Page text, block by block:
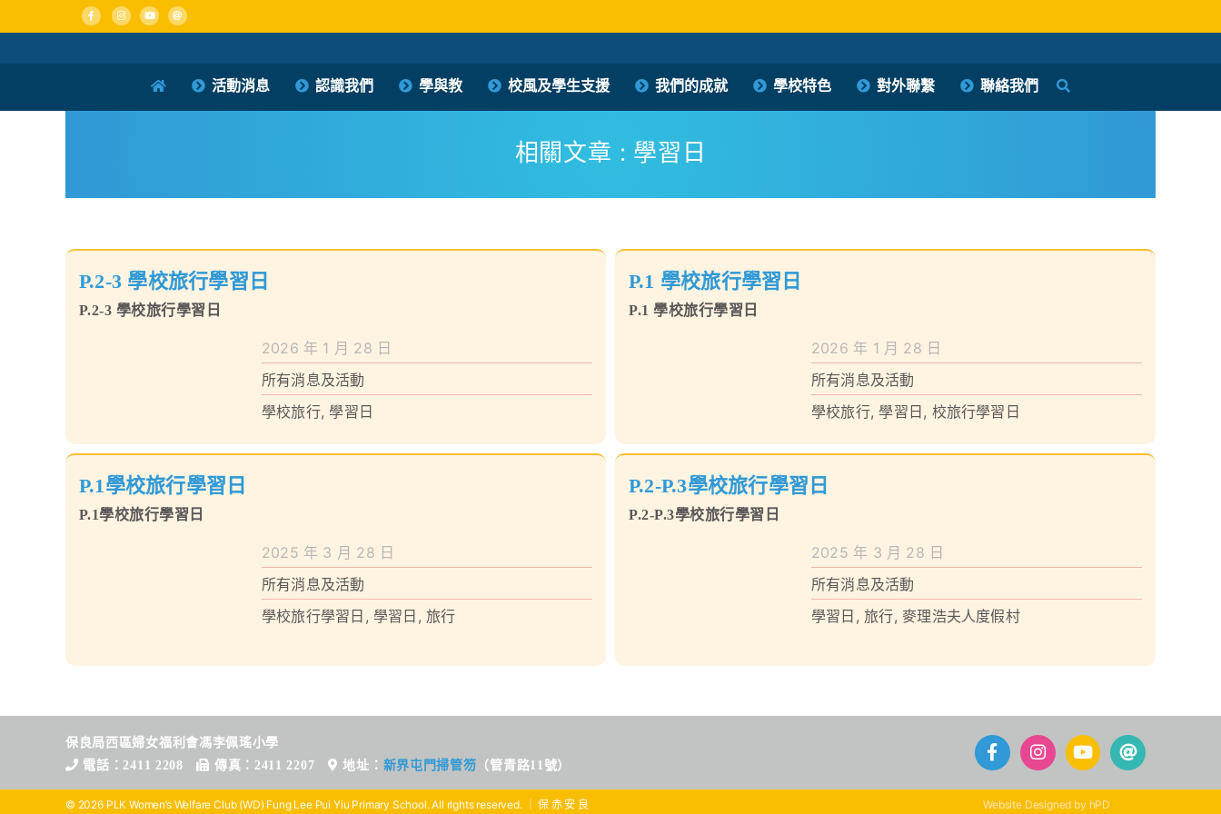
to
content
活動消息
認識我們 學與教 校風及學生支援 我們的成就 學校特色 對外聯繫 聯絡我們
保良局西區婦女福利會馮李佩瑤小學
相關文章 : 學習日
P.2-3 學校旅行學習日
P.2-3 學校旅行學習日
2026 年 1 月 28 日
所有消息及活動
學校旅行,學習日
P.1 學校旅行學習日
P.1 學校旅行學習日
2026 年 1 月 28 日
所有消息及活動
學校旅行,學習日 , 校旅行學習日
P.1學校旅行學習日
P.1學校旅行學習日
2025 年 3 月 28 日
所有消息及活動
學校旅行學習日 , 學習日 ,旅行
P.2-P.3學校旅行學習日
P.2-P.3學校旅行學習日
2025 年 3 月 28 日
所有消息及活動
學習日 ,旅行,麥理浩夫人度假村
保良局西區婦女福利會馮李佩瑤小學
電話：2411 2208
傳真：2411 2207 地址： 新界屯門掃管笏 （管青路11號）
© 2026 PLK Women’s Welfare Club (WD) Fung Lee Pui Yiu Primary School. All rights reserved. ｜ 保 赤 安 良 Website Designed by hPD